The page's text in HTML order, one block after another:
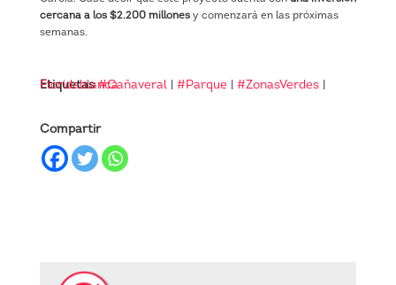
cercana a los $2.200 millonesy comenzará en las próximas
semanas.
Etiquetas#Cañaveral| #Parque #ZonasVerdes|
Floridablanca
Compartir